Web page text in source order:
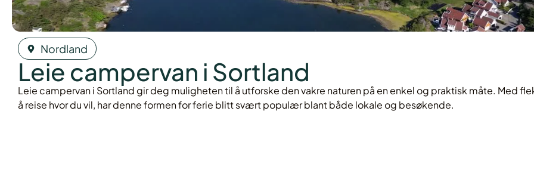
Nordland
Leie campervan i Sortland
Leie campervan i Sortland gir deg muligheten til å utforske den vakre naturen på en enkel og praktisk måte. Med
å reise hvor du vil, har denne formen for ferie blitt svært populær blant både lokale og besøkende.